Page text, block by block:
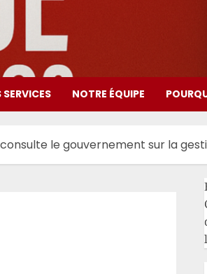
SERVICES NOTRE ÉQUIPE
le gouvernement sur la